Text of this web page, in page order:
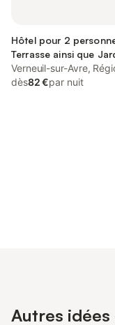
Hôtel pour 2
Terrasse ainsi que
Verneuil-sur-Avre,
dès82 €par nuit
Autres